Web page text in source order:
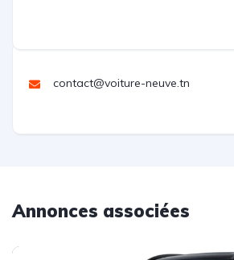
contact@voiture-neuve.tn
Annonces associées